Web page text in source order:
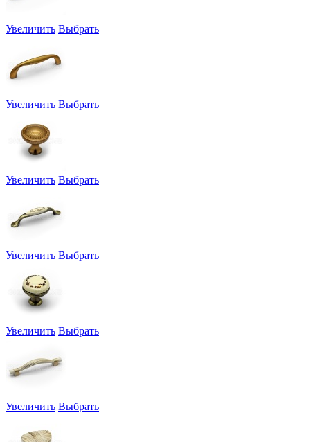
Увеличить Выбрать
Увеличить Выбрать
Увеличить Выбрать
Увеличить Выбрать
Увеличить Выбрать
Увеличить Выбрать